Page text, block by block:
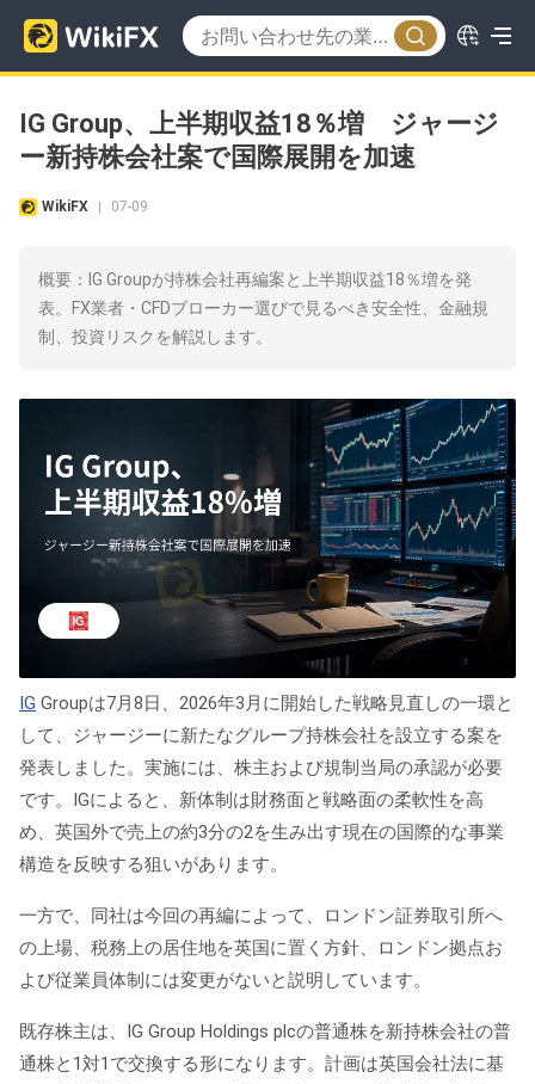
IG Group、上半期収益18％増 ジャージ
ー新持株会社案で国際展開を加速
WikiFX 07-09
概要：IG Groupが持株会社再編案と上半期収益18％増を発
表。FX業者・CFDブローカー選びで見るべき安全性、金融規
制、投資リスクを解説します。
IG Groupは7月8日、2026年3月に開始した戦略見直しの一環と
して、ジャージーに新たなグループ持株会社を設立する案を
発表しました。実施には、株主および規制当局の承認が必要
です。IGによると、新体制は財務面と戦略面の柔軟性を高
め、英国外で売上の約3分の2を生み出す現在の国際的な事業
構造を反映する狙いがあります。
一方で、同社は今回の再編によって、ロンドン証券取引所へ
の上場、税務上の居住地を英国に置く方針、ロンドン拠点お
よび従業員体制には変更がないと説明しています。
既存株主は、IG Group Holdings plcの普通株を新持株会社の普
通株と1対1で交換する形になります。計画は英国会社法に基